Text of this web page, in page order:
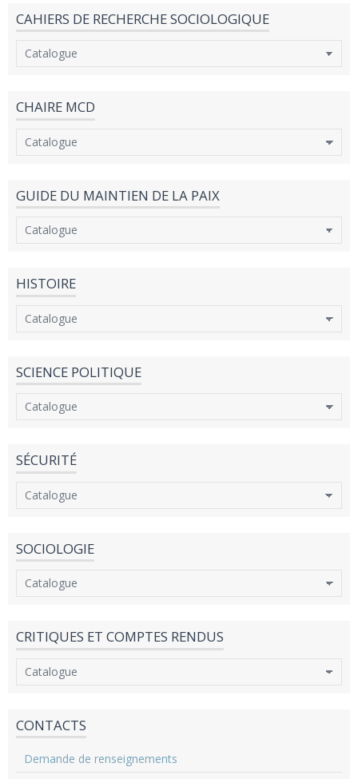
CAHIERS DE RECHERCHE SOCIOLOGIQUE
CHAIRE MCD
GUIDE DU MAINTIEN DE LA PAIX
HISTOIRE
SCIENCE POLITIQUE
SÉCURITÉ
SOCIOLOGIE
CRITIQUES ET COMPTES RENDUS
CONTACTS
Demande de renseignements